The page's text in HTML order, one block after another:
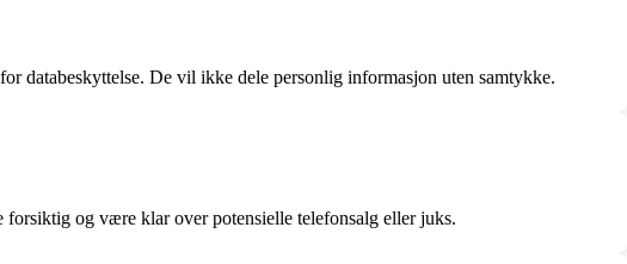
databeskyttelse. De vil ikke dele personlig informasjon uten samtykke.
og være klar over potensielle telefonsalg eller juks.